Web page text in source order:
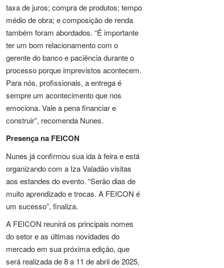
taxa de juros; compra de produtos; tempo
médio de obra; e composição de renda
também foram abordados. “É importante
ter um bom relacionamento com o
gerente do banco e paciência durante o
processo porque imprevistos acontecem.
Para nós, profissionais, a entrega é
sempre um acontecimento que nos
emociona. Vale a pena financiar e
construir”, recomenda Nunes.
Presença na FEICON
Nunes já confirmou sua ida à feira e está
organizando com a Iza Valadão visitas
aos estandes do evento. “Serão dias de
muito aprendizado e trocas. A FEICON é
um sucesso”, finaliza.
A FEICON reunirá os principais nomes
do setor e as últimas novidades do
mercado em sua próxima edição, que
será realizada de 8 a 11 de abril de 2025,